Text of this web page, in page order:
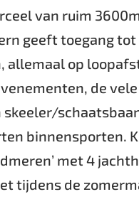
van ruim
geeft toegang tot
op
de vele
binnensporten.
met 4
tijdens de